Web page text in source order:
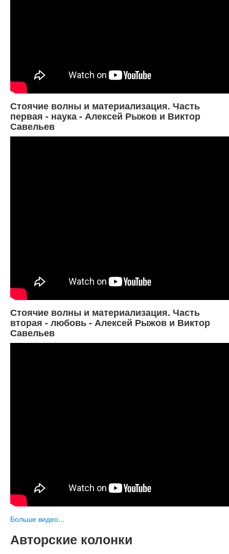
Стоячие волны и материализация. Часть
первая - наука - Алексей Рыжов и Виктор
Савельев
Стоячие волны и материализация. Часть
вторая - любовь - Алексей Рыжов и Виктор
Савельев
Больше видео...
Авторские колонки